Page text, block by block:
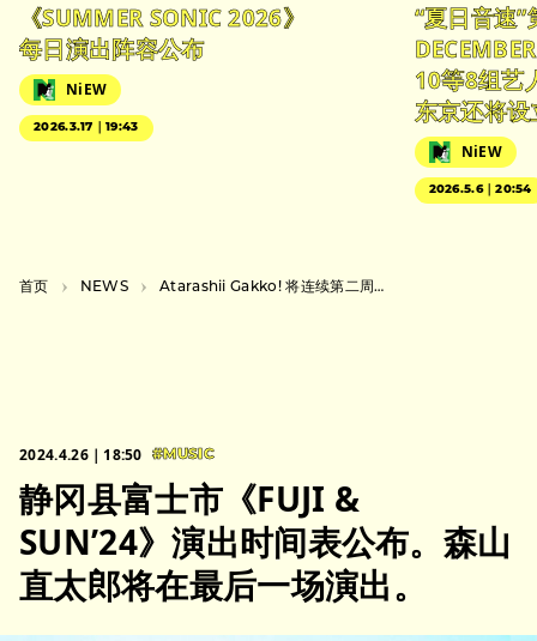
《SUMMER SONIC 2026》
每日演出阵容公布
NiEW
2026.3.17｜19:43
“夏日音速
DECEMBER
10等8组艺
东京还将
NiEW
2026.5.6｜20:54
首页 NEWS Atarashii Gakko! 将连续第二周在科切拉音乐节的 GOBI 舞台上表演。
2024.4.26｜18:50 #MUSIC
静冈县富士市《FUJI &
SUN’24》演出时间表公布。森山
直太郎将在最后一场演出。